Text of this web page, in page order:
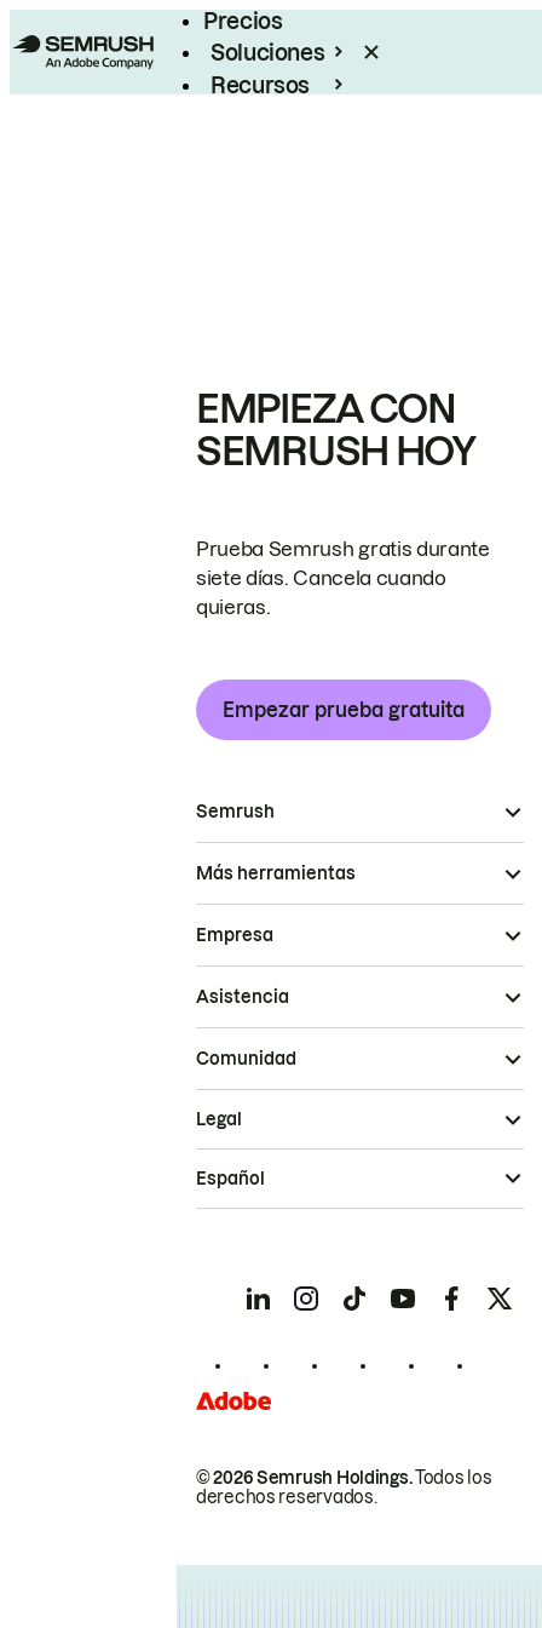
Precios
Soluciones
Recursos
EMPIEZA CON
SEMRUSH HOY
Prueba Semrush gratis durante
siete días. Cancela cuando
quieras.
Empezar prueba gratuita
Semrush
Más herramientas
Empresa
Asistencia
Comunidad
© 2026 Semrush Holdings.Todos los
derechos reservados.
Legal
Español